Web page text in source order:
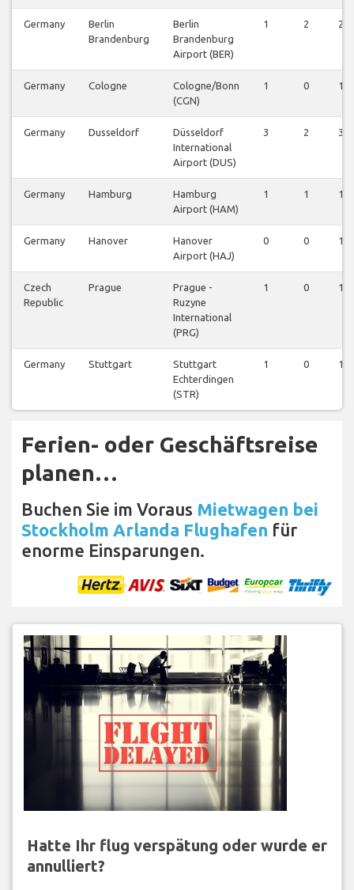
Germany
Berlin
Brandenburg
Berlin
Brandenburg
Airport (BER)
1 2 2
Germany Cologne
Cologne/Bonn
(CGN)
1 0 1
Germany Dusseldorf
Düsseldorf
International
Airport (DUS)
3 2 3
Germany Hamburg
Hamburg
Airport (HAM)
1 1 1
Germany Hanover
Hanover
Airport (HAJ)
0 0 1
Czech
Republic
Prague
Prague -
Ruzyne
International
(PRG)
1 0 1
Germany Stuttgart
Stuttgart
Echterdingen
(STR)
1 0 1
Ferien- oder Geschäftsreise
planen…
Buchen Sie im Voraus Mietwagen bei
Stockholm Arlanda Flughafen für
enorme Einsparungen.
Hatte Ihr flug verspätung oder wurde er
annulliert?